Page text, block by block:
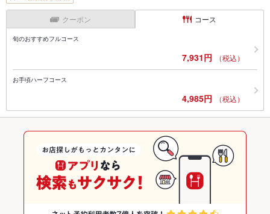
クーポン コース
旬のおすすめフルコース
7,931円 （税込）
お手頃ハーフコース
4,985円 （税込）